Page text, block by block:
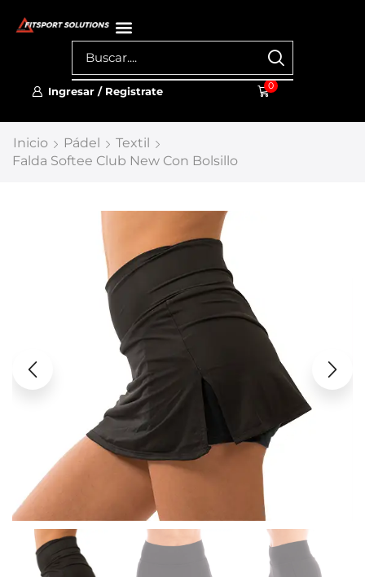
Ingresar / Registrate 0
Inicio Pádel
Textil
Falda Softee Club New Con Bolsillo